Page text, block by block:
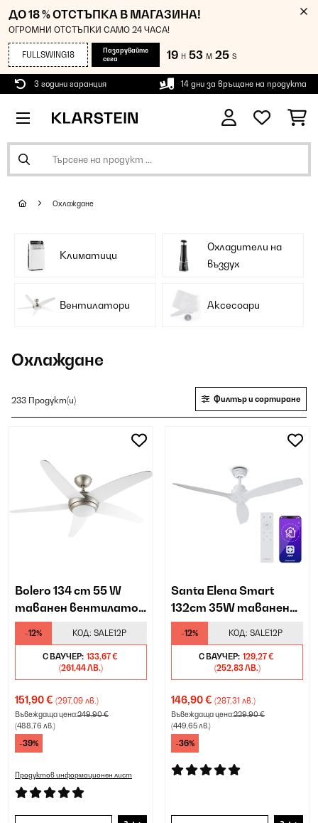
ДО 18 % ОТСТЪПКА В МАГАЗИНА!
ОГРОМНИ ОТСТЪПКИ САМО 24 ЧАСА!
FULLSWING18
Пазарувайте
сега
19 H 53 M 24 S
3 години гаранция 14 дни за връщане на продукта
Охлаждане
Климатици
Охладители на
въздух
Вентилатори Аксесоари
Охлаждане
233 Продукт(и) Филтър и сортиране
Bolero 134 cm 55 W
таванен вентилатор
бяло
-12% КОД: SALE12P
С ВАУЧЕР: 133,67 €
(261,44 ЛВ.)
151,90 € (297,09 лв.)
Въвеждаща цена:249,90 €
(488,76 лв.)
-39%
Продуктов информационен лист
Santa Elena Smart
132cm 35W таванен
вентилатор бяло
-12% КОД: SALE12P
С ВАУЧЕР: 129,27 €
(252,83 ЛВ.)
146,90 € (287,31 лв.)
Въвеждаща цена:229,90 €
(449,65 лв.)
-36%